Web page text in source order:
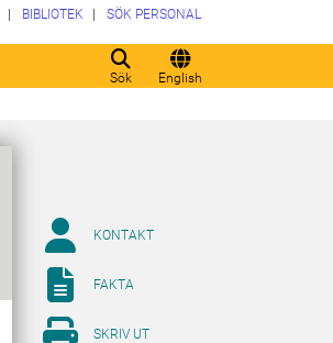
Sök English
BIBLIOTEK SÖK PERSONAL
KONTAKT
FAKTA
SKRIV UT